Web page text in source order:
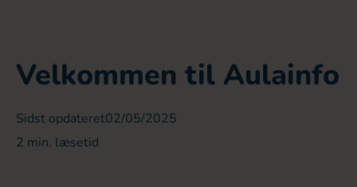
Velkommen til Aulainfo
Sidst opdateret02/05/2025
2 min. læsetid